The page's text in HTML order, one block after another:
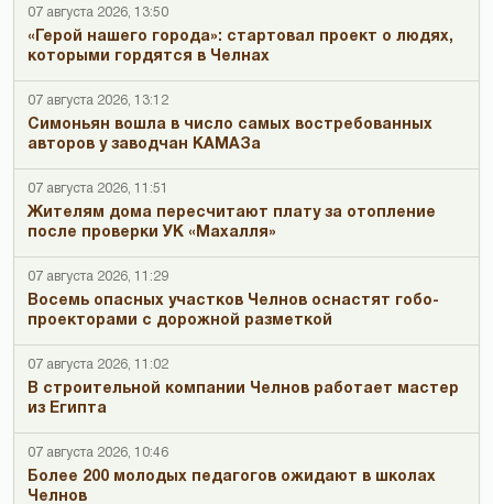
07 августа 2026, 13:50
«Герой нашего города»: стартовал проект о людях,
которыми гордятся в Челнах
07 августа 2026, 13:12
Симоньян вошла в число самых востребованных
авторов у заводчан КАМАЗа
07 августа 2026, 11:51
Жителям дома пересчитают плату за отопление
после проверки УК «Махалля»
07 августа 2026, 11:29
Восемь опасных участков Челнов оснастят гобо-
проекторами с дорожной разметкой
07 августа 2026, 11:02
В строительной компании Челнов работает мастер
из Египта
07 августа 2026, 10:46
Более 200 молодых педагогов ожидают в школах
Челнов